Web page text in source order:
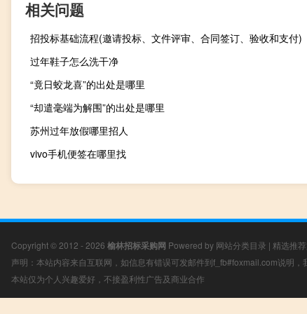
相关问题
招投标基础流程(邀请投标、文件评审、合同签订、验收和支付)
过年鞋子怎么洗干净
“竟日蛟龙喜”的出处是哪里
“却遣毫端为解围”的出处是哪里
苏州过年放假哪里招人
vivo手机便签在哪里找
Copyright © 2012 - 2026 榆林招标采购网 Powered by 网站分类目录 | 精选推
声明：本站内容来自互联网，如信息有错误可发邮件到f_fb#foxmail.com说明，
本站仅为个人兴趣爱好，不接盈利性广告及商业合作